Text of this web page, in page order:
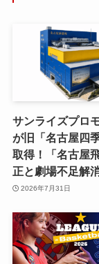
サンライズプロ
が旧「名古屋四
取得！「名古屋
正と劇場不足解
2026年7月31日